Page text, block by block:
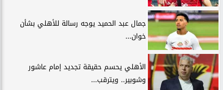
جمال عبد الحميد يوجه رسالة للأهلي بشأن
خوان...
الأهلي يحسم حقيقة تجديد إمام عاشور
وشوبير.. ويترقب...